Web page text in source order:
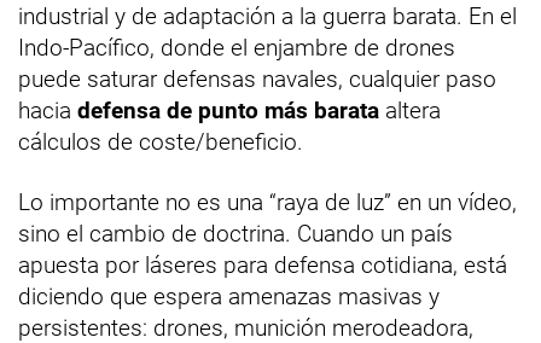
industrial y de adaptación a la guerra barata. En el
Indo-Pacífico, donde el enjambre de drones
puede saturar defensas navales, cualquier paso
hacia defensa de punto más barata altera
cálculos de coste/beneficio.
Lo importante no es una “raya de luz” en un vídeo,
sino el cambio de doctrina. Cuando un país
apuesta por láseres para defensa cotidiana, está
diciendo que espera amenazas masivas y
persistentes: drones, munición merodeadora,